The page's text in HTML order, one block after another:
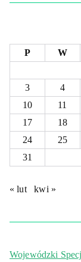
P
W
3
4
10
11
17
18
24
25
31
« lut kwi »
Wojewódzki